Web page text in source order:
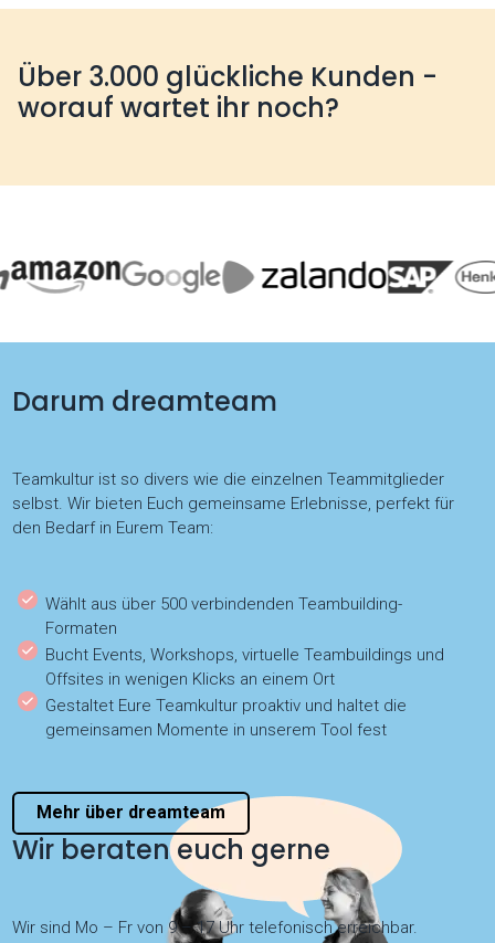
Über 3.000 glückliche Kunden -
worauf wartet ihr noch?
Darum dreamteam
Teamkultur ist so divers wie die einzelnen Teammitglieder
selbst. Wir bieten Euch gemeinsame Erlebnisse, perfekt für
den Bedarf in Eurem Team:
Wählt aus über 500 verbindenden Teambuilding-
Formaten
Bucht Events, Workshops, virtuelle Teambuildings und
Offsites in wenigen Klicks an einem Ort
Gestaltet Eure Teamkultur proaktiv und haltet die
gemeinsamen Momente in unserem Tool fest
Mehr über dreamteam
Wir beraten euch gerne
Wir sind Mo – Fr von 9 – 17 Uhr telefonisch erreichbar.